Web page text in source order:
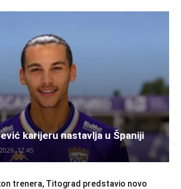
karijeru nastavlja u Španiji
12:45
trenera, Titograd predstavio novo